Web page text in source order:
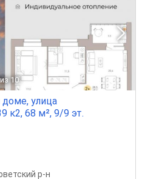
из 10
улица
к2, 68 м², 9/9 эт.
р-н